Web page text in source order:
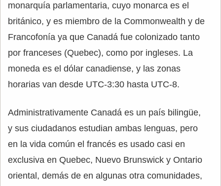
monarquía parlamentaria, cuyo monarca es el
británico, y es miembro de la Commonwealth y de
Francofonía ya que Canadá fue colonizado tanto
por franceses (Quebec), como por ingleses. La
moneda es el dólar canadiense, y las zonas
horarias van desde UTC-3:30 hasta UTC-8.
Administrativamente Canadá es un país bilingüe,
y sus ciudadanos estudian ambas lenguas, pero
en la vida común el francés es usado casi en
exclusiva en Quebec, Nuevo Brunswick y Ontario
oriental, demás de en algunas otra comunidades,